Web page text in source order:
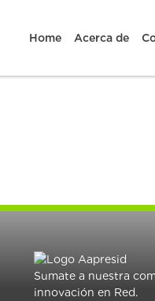
Home Acerca de
Sumate a nuestra
innovación en Red.